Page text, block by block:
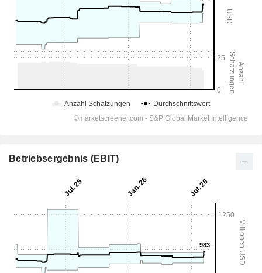
Betriebsergebnis (EBIT)